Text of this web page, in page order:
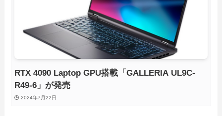
RTX 4090 Laptop GPU搭載「GALLERIA UL9C-
R49-6」が発売
2024年7月22日